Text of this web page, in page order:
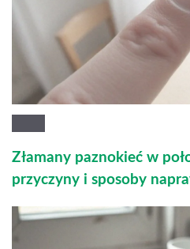
Złamany paznokieć w
przyczyny i sposoby